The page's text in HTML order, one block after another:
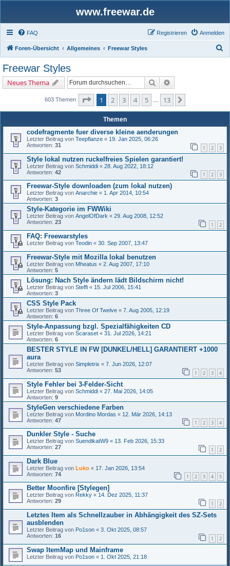
www.freewar.de
FAQ Anmelden
Registrieren
Foren-Übersicht Allgemeines Freewar Styles
Freewar Styles
Neues Thema Suche
603 Themen Seite von
1 2 3 4 5 13
Themen
codefragmente fuer diverse kleine aenderungen
Letzter Beitrag von Teepflanze « 19. Jan 2025, 06:26
Antworten: 31 1 2 3
Style lokal nutzen ruckelfreies Spielen garantiert!
Letzter Beitrag von Schmiddi « 28. Aug 2022, 18:12
Antworten: 42 1 2 3
Freewar-Style downloaden (zum lokal nutzen)
Letzter Beitrag von Anarchie « 1. Apr 2014, 10:54
Antworten: 3
Style-Kategorie im FWWiki
Letzter Beitrag von AngelOfDark « 29. Aug 2008, 12:52
Antworten: 23 1 2
FAQ: Freewarstyles
Letzter Beitrag von Teodin « 30. Sep 2007, 13:47
Freewar-Style mit Mozilla lokal benutzen
Letzter Beitrag von Mheatus « 2. Aug 2007, 17:10
Antworten: 5
Lösung: Nach Style ändern lädt Bildschirm nicht!
Letzter Beitrag von Steffi « 15. Jul 2006, 15:41
Antworten: 3
CSS Style Pack
Letzter Beitrag von Three Of Twelve « 7. Aug 2005, 12:19
Antworten: 6
Style-Anpassung bzgl. Spezialfähigkeiten CD
Letzter Beitrag von Scaraset « 31. Jul 2026, 14:21
Antworten: 6
BESTER STYLE IN FW [DUNKEL/HELL] GARANTIERT +1000
aura
Letzter Beitrag von Simpletrix « 7. Jun 2026, 12:07
Antworten: 53 1 2 3 4
Style Fehler bei 3-Felder-Sicht
Letzter Beitrag von Schmiddi « 27. Mai 2026, 14:05
Antworten: 9
StyleGen verschiedene Farben
Letzter Beitrag von Mordino Mordas « 12. Mär 2026, 14:13
Antworten: 47 1 2 3 4
Dunkler Style - Suche
Letzter Beitrag von SuendikatW9 « 13. Feb 2026, 15:33
Antworten: 27 1 2
Dark Blue
Letzter Beitrag von Luko « 17. Jan 2026, 13:54
Antworten: 74 1 2 3 4 5
Better Moonfire [Stylegen]
Letzter Beitrag von Rekky « 14. Dez 2025, 11:37
Antworten: 29 1 2
Letztes Item als Schnellzauber in Abhängigkeit des SZ-Sets
ausblenden
Letzter Beitrag von Po1son « 3. Okt 2025, 08:57
Antworten: 16 1 2
Swap ItemMap und Mainframe
Letzter Beitrag von Po1son « 1. Okt 2025, 21:18